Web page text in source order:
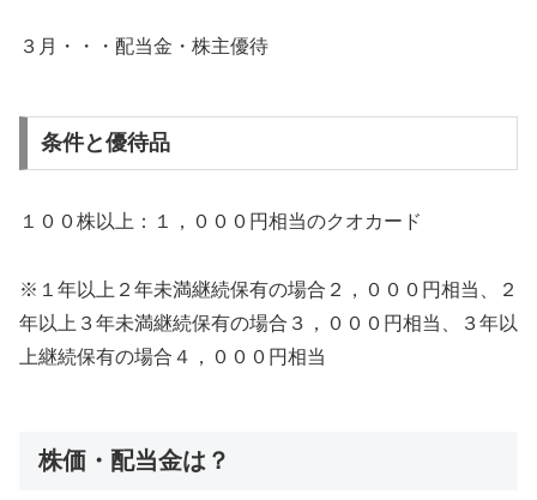
３月・・・配当金・株主優待
条件と優待品
１００株以上：１，０００円相当のクオカード
※１年以上２年未満継続保有の場合２，０００円相当、２
年以上３年未満継続保有の場合３，０００円相当、３年以
上継続保有の場合４，０００円相当
株価・配当金は？